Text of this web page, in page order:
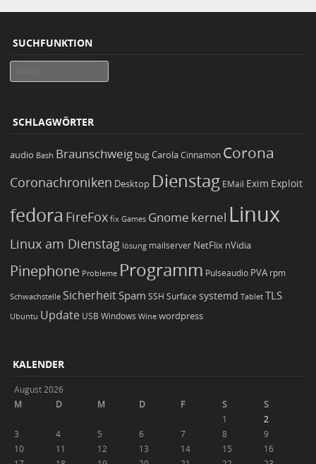
SUCHFUNKTION
SCHLAGWÖRTER
audio Bash Braunschweig bugCarola Cinnamon Corona
Coronachroniken Desktop Dienstag EMail Exim Exploit
fedora FireFox fix Games Gnome kernel Linux
Linux am Dienstag lösung mailserver NetFlix nVidia
Pinephone Probleme Programm Pulseaudio PVA rpm
Schwachstelle Sicherheit Spam SSH Surface systemd Tablet TLS
Ubuntu Update USB Windows Wine wordpress
KALENDER
August 2026
M
D M D F S
S
1
2
3
4 5 6 7 8
9
10
11 12 13 14 15
16